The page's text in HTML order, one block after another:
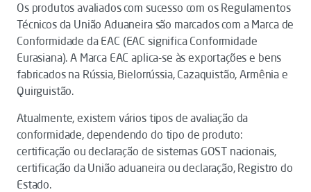
Os produtos avaliados com sucesso com os Regulamentos
Técnicos da União Aduaneira são marcados com a Marca de
Conformidade da EAC (EAC significa Conformidade
Eurasiana). A Marca EAC aplica-se às exportações e bens
fabricados na Rússia, Bielorrússia, Cazaquistão, Armênia e
Quirguistão.
Atualmente, existem vários tipos de avaliação da
conformidade, dependendo do tipo de produto:
certificação ou declaração de sistemas GOST nacionais,
certificação da União aduaneira ou declaração, Registro do
Estado.